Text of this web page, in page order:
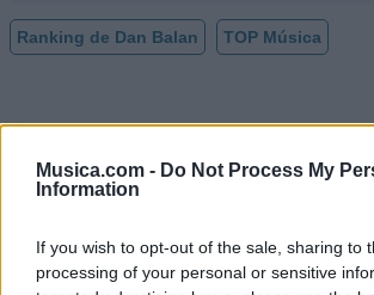
Musica.com - Do Not Process My
Information
If you wish to opt-out of the sale, sharing to
processing of your personal or sensitive
Ranking de Dan Balan TOP Música